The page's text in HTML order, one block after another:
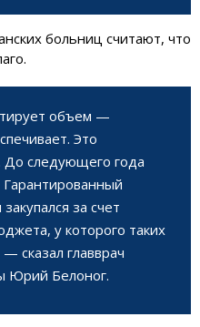
больниц считают, что
объем —
Это
До следующего года
за счет
у которого таких
сказал главврач
Юрий Белоног.